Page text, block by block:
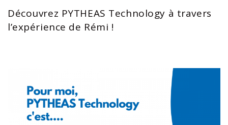
Découvrez PYTHEAS Technology à travers
l’expérience de Rémi !